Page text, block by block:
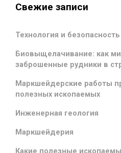
Свежие записи
Технология и
Биовыщелачивание: как
заброшенные рудники в
Маркшейдерские работы
полезных ископаемых
Инженерная геология
Маркшейдерия
Какие полезные